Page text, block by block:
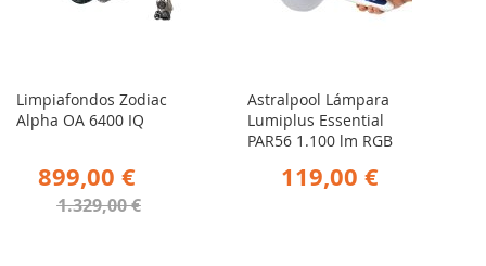
Limpiafondos Zodiac
Alpha OA 6400 IQ
899,00 €
1.329,00 €
Astralpool Lámpara
Lumiplus Essential
PAR56 1.100 lm RGB
119,00 €